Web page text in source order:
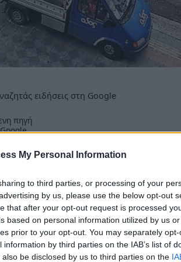
My Personal Information
to third parties, or processing of your
by us, please use the below opt-out
that after your opt-out request is processed
based on personal information utilized by us
prior to your opt-out. You may separately
by third parties on the IAB’s list of
be disclosed by us to third parties on the
ειδήσεις στη Google
πηγή
σημεία.
με ανάλογα υποέργα
υποδομές πυροπλήκτων